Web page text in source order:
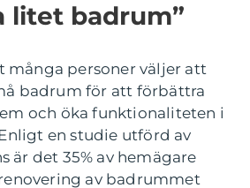
litet badrum”
många personer väljer att
badrum för att förbättra
och öka funktionaliteten i
en studie utförd av
är det 35% av hemägare
av badrummet